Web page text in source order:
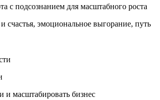
с подсознанием для масштабного роста
счастья, эмоциональное выгорание, путь
и масштабировать бизнес